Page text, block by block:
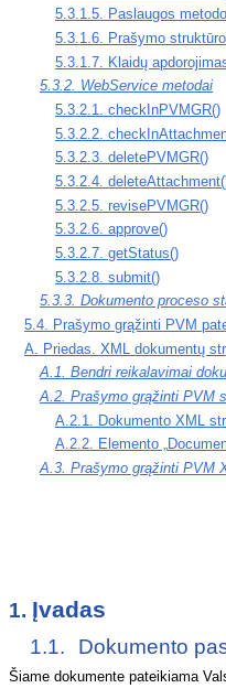
5.3.1.5. Paslaugos
5.3.1.6. Prašymo
5.3.1.7. Klaidų
5.3.2. WebService metodai
5.3.2.1. checkInPVMGR()
5.3.2.2.
5.3.2.3. deletePVMGR()
5.3.2.4.
5.3.2.5. revisePVMGR()
5.3.2.6. approve()
5.3.2.7. getStatus()
5.3.2.8. submit()
5.3.3. Dokumento proceso
5.4. Prašymo grąžinti PVM
A. Priedas. XML dokumentų
A.1. Bendri reikalavimai
A.2. Prašymo grąžinti PVM
A.2.1. Dokumento XML
A.2.2. Elemento „
A.3. Prašymo grąžinti PVM
1. Įvadas
1.1. Dokumento
Šiame dokumente pateikiama